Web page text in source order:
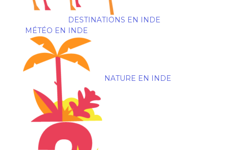
DESTINATIONS EN INDE
MÉTÉO EN INDE
NATURE EN INDE